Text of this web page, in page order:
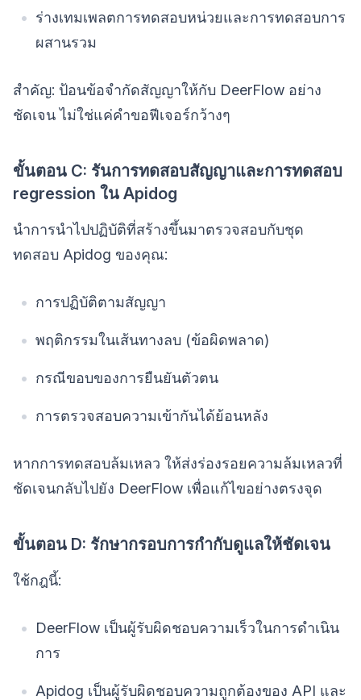
ร่างเทมเพลตการทดสอบหน่วยและการทดสอบการ
ผสานรวม
สำคัญ: ป้อนข้อจำกัดสัญญาให้กับ DeerFlow อย่าง
ชัดเจน ไม่ใช่แค่คำขอฟีเจอร์กว้างๆ
ขั้นตอน C: รันการทดสอบสัญญาและการทดสอบ
regression ใน Apidog
นำการนำไปปฏิบัติที่สร้างขึ้นมาตรวจสอบกับชุด
ทดสอบ Apidog ของคุณ:
การปฏิบัติตามสัญญา
พฤติกรรมในเส้นทางลบ (ข้อผิดพลาด)
กรณีขอบของการยืนยันตัวตน
การตรวจสอบความเข้ากันได้ย้อนหลัง
หากการทดสอบล้มเหลว ให้ส่งร่องรอยความล้มเหลวที่
ชัดเจนกลับไปยัง DeerFlow เพื่อแก้ไขอย่างตรงจุด
ขั้นตอน D: รักษากรอบการกำกับดูแลให้ชัดเจน
ใช้กฎนี้:
DeerFlow เป็นผู้รับผิดชอบความเร็วในการดำเนิน
การ
Apidog เป็นผู้รับผิดชอบความถูกต้องของ API และ